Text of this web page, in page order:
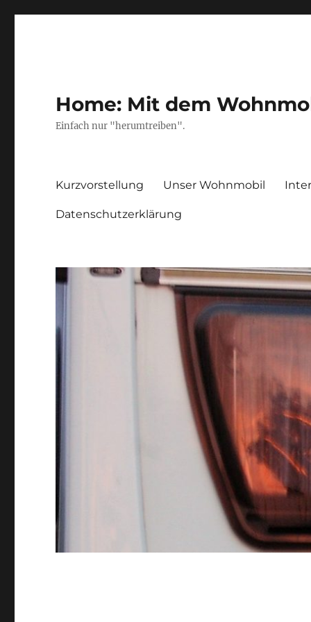
Home: Mit dem
Einfach nur "herumtreiben".
Kurzvorstellung Unser Wohnmobil
Datenschutzerklärung